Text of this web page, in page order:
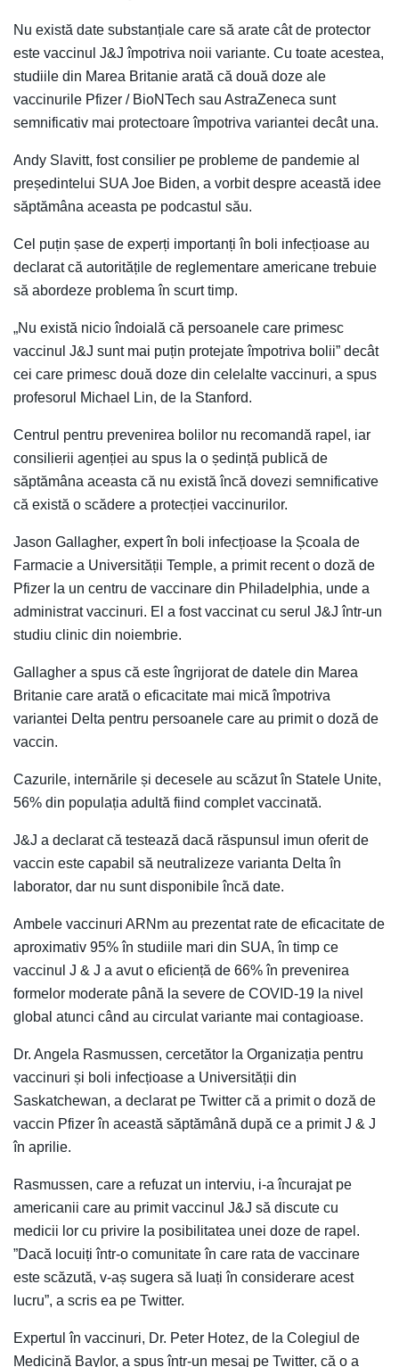
Nu există date substanțiale care să arate cât de protector
este vaccinul J&J împotriva noii variante. Cu toate acestea,
studiile din Marea Britanie arată că două doze ale
vaccinurile Pfizer / BioNTech sau AstraZeneca sunt
semnificativ mai protectoare împotriva variantei decât una.
Andy Slavitt, fost consilier pe probleme de pandemie al
președintelui SUA Joe Biden, a vorbit despre această idee
săptămâna aceasta pe podcastul său.
Cel puțin șase de experți importanți în boli infecțioase au
declarat că autoritățile de reglementare americane trebuie
să abordeze problema în scurt timp.
„Nu există nicio îndoială că persoanele care primesc
vaccinul J&J sunt mai puțin protejate împotriva bolii” decât
cei care primesc două doze din celelalte vaccinuri, a spus
profesorul Michael Lin, de la Stanford.
Centrul pentru prevenirea bolilor nu recomandă rapel, iar
consilierii agenției au spus la o ședință publică de
săptămâna aceasta că nu există încă dovezi semnificative
că există o scădere a protecției vaccinurilor.
Jason Gallagher, expert în boli infecțioase la Școala de
Farmacie a Universității Temple, a primit recent o doză de
Pfizer la un centru de vaccinare din Philadelphia, unde a
administrat vaccinuri. El a fost vaccinat cu serul J&J într-un
studiu clinic din noiembrie.
Gallagher a spus că este îngrijorat de datele din Marea
Britanie care arată o eficacitate mai mică împotriva
variantei Delta pentru persoanele care au primit o doză de
vaccin.
Cazurile, internările și decesele au scăzut în Statele Unite,
56% din populația adultă fiind complet vaccinată.
J&J a declarat că testează dacă răspunsul imun oferit de
vaccin este capabil să neutralizeze varianta Delta în
laborator, dar nu sunt disponibile încă date.
Ambele vaccinuri ARNm au prezentat rate de eficacitate de
aproximativ 95% în studiile mari din SUA, în timp ce
vaccinul J & J a avut o eficiență de 66% în prevenirea
formelor moderate până la severe de COVID-19 la nivel
global atunci când au circulat variante mai contagioase.
Dr. Angela Rasmussen, cercetător la Organizația pentru
vaccinuri și boli infecțioase a Universității din
Saskatchewan, a declarat pe Twitter că a primit o doză de
vaccin Pfizer în această săptămână după ce a primit J & J
în aprilie.
Rasmussen, care a refuzat un interviu, i-a încurajat pe
americanii care au primit vaccinul J&J să discute cu
medicii lor cu privire la posibilitatea unei doze de rapel.
”Dacă locuiți într-o comunitate în care rata de vaccinare
este scăzută, v-aș sugera să luați în considerare acest
lucru”, a scris ea pe Twitter.
Expertul în vaccinuri, Dr. Peter Hotez, de la Colegiul de
Medicină Baylor, a spus într-un mesaj pe Twitter, că o a